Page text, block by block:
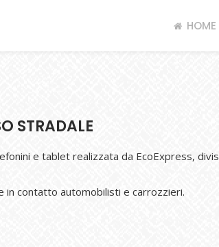
HOME
STRADALE
e tablet realizzata da EcoExpress,
in contatto automobilisti e carrozzieri.